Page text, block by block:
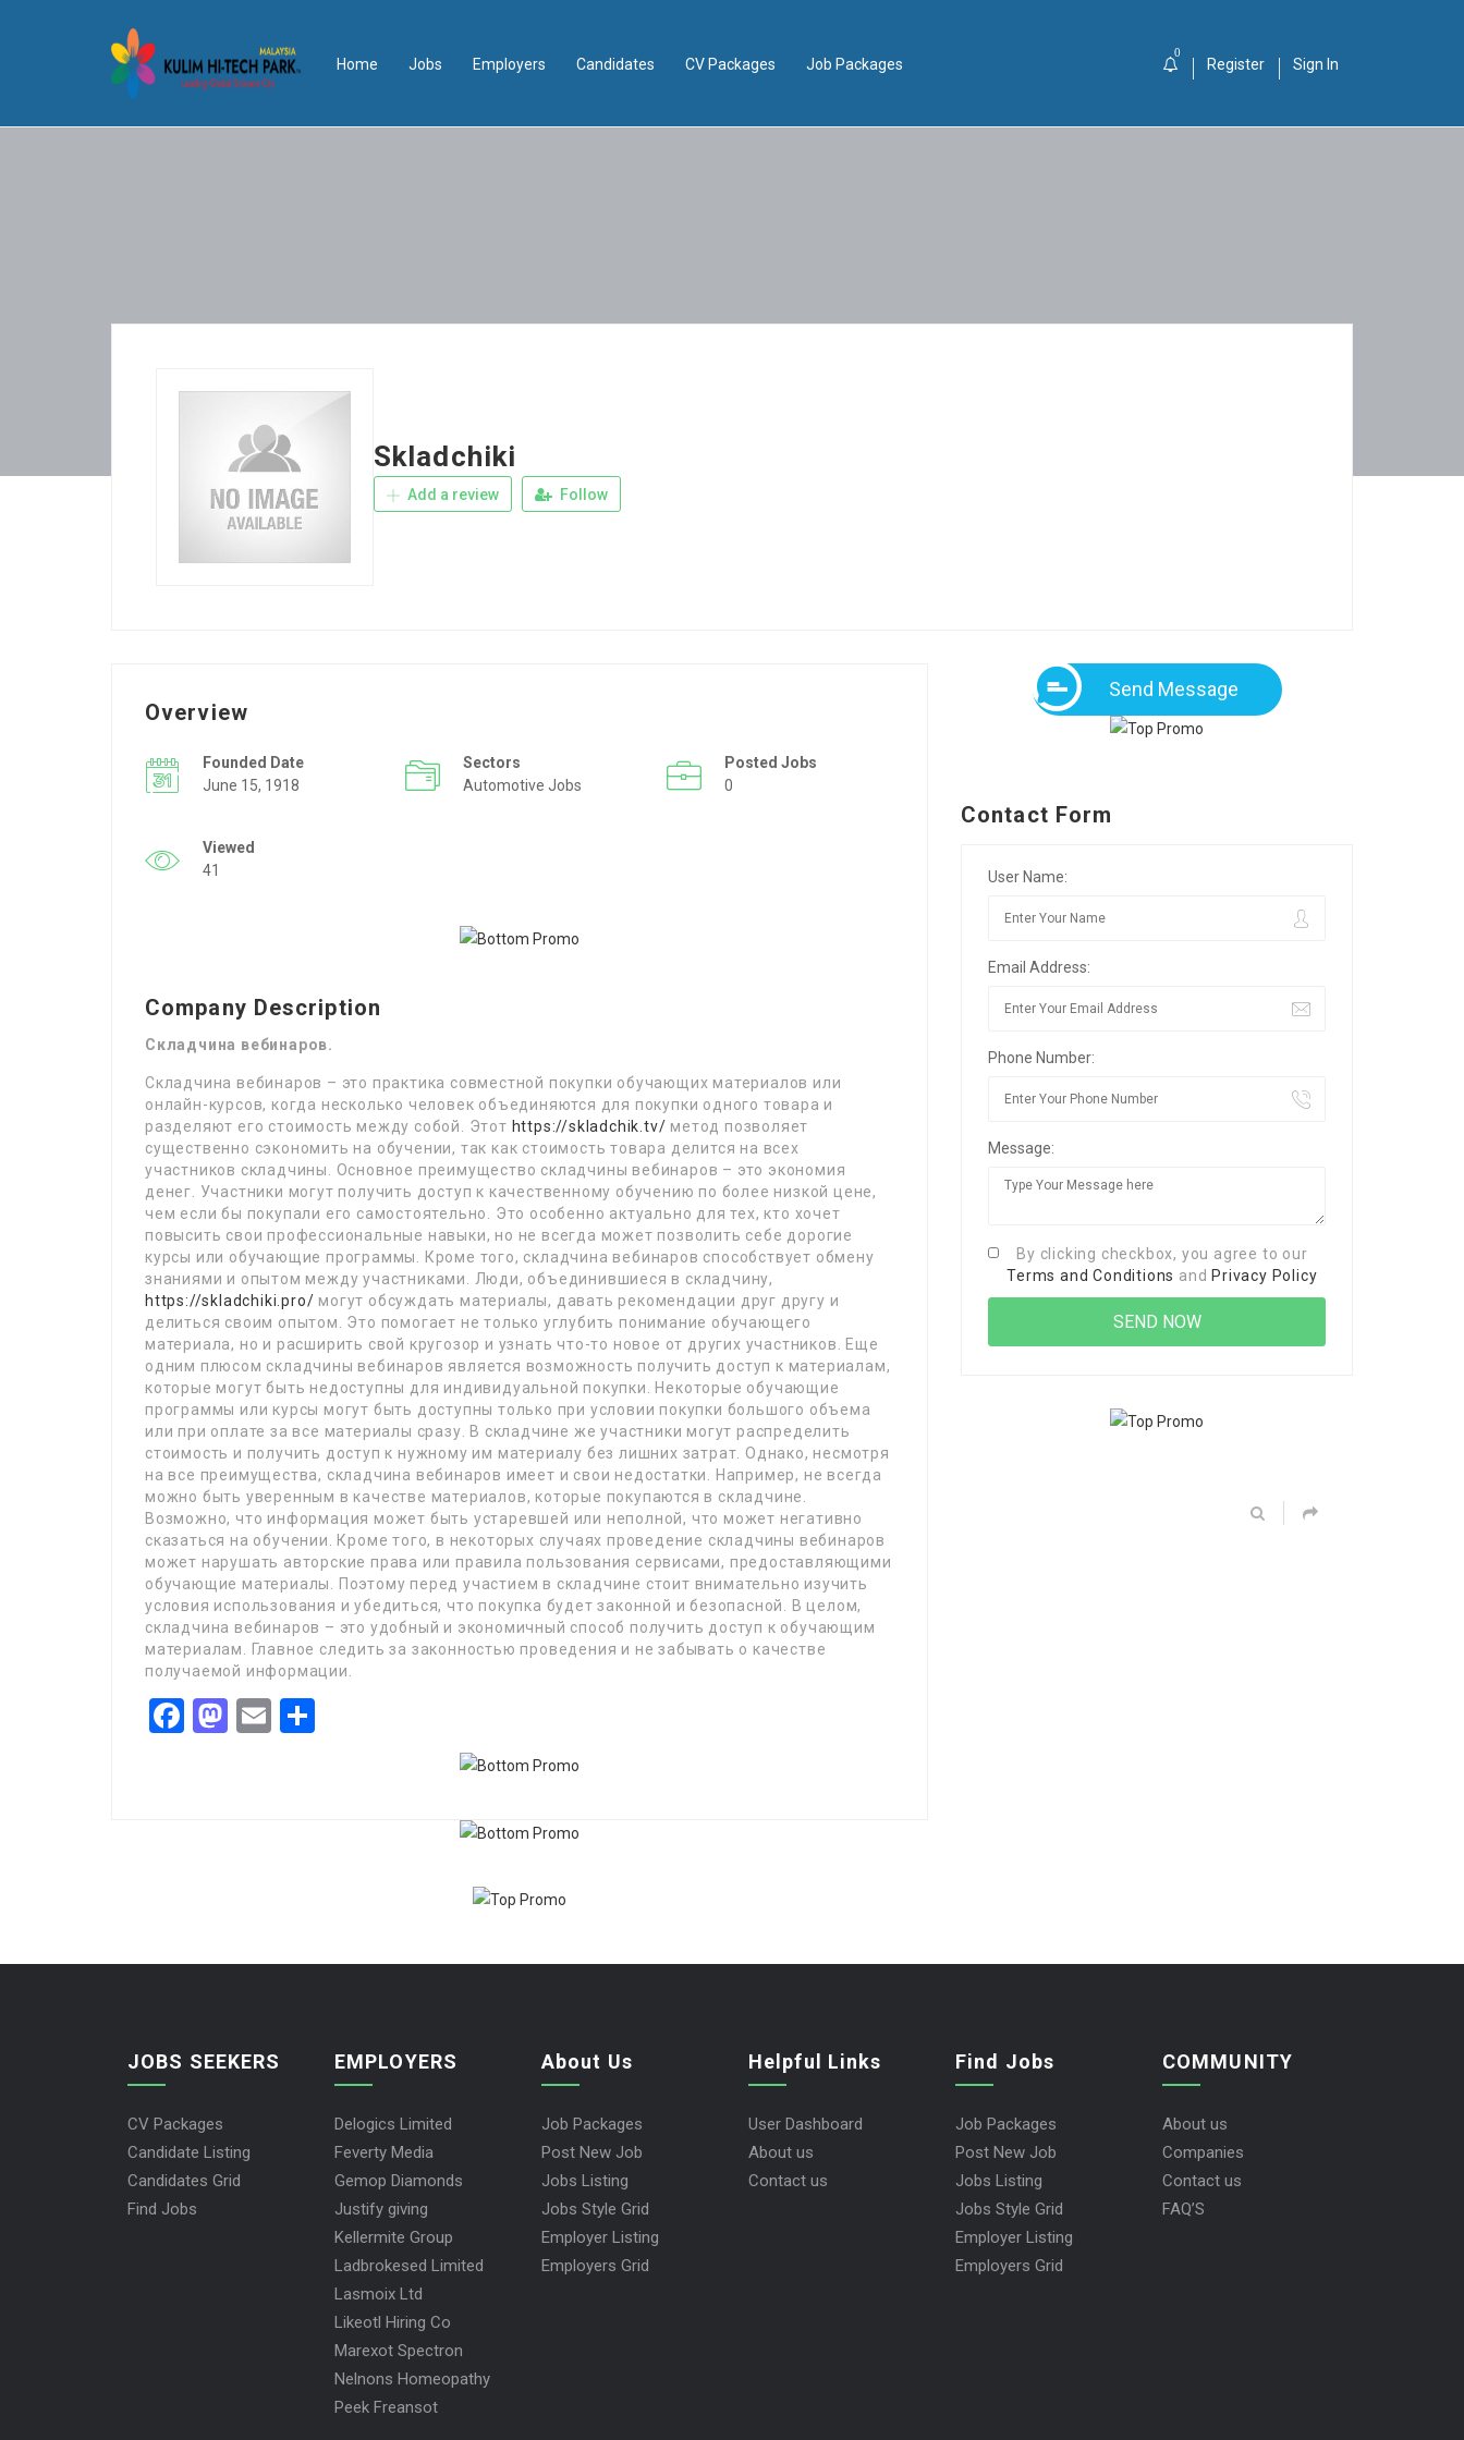
Home Jobs Employers Candidates CV Packages Job Packages
0
Register Sign In
Skladchiki
Add a review Follow
Overview
Founded Date
June 15, 1918
Sectors
Automotive Jobs
Posted Jobs
0
Viewed
41
Company Description
Складчина вебинаров.
Складчина вебинаров – это практика совместной покупки обучающих материалов или
онлайн-курсов, когда несколько человек объединяются для покупки одного товара и
разделяют его стоимость между собой. Этот https://skladchik.tv/ метод позволяет
существенно сэкономить на обучении, так как стоимость товара делится на всех
участников складчины. Основное преимущество складчины вебинаров – это экономия
денег. Участники могут получить доступ к качественному обучению по более низкой цене,
чем если бы покупали его самостоятельно. Это особенно актуально для тех, кто хочет
повысить свои профессиональные навыки, но не всегда может позволить себе дорогие
курсы или обучающие программы. Кроме того, складчина вебинаров способствует обмену
знаниями и опытом между участниками. Люди, объединившиеся в складчину,
https://skladchiki.pro/ могут обсуждать материалы, давать рекомендации друг другу и
делиться своим опытом. Это помогает не только углубить понимание обучающего
материала, но и расширить свой кругозор и узнать что-то новое от других участников. Еще
одним плюсом складчины вебинаров является возможность получить доступ к материалам,
которые могут быть недоступны для индивидуальной покупки. Некоторые обучающие
программы или курсы могут быть доступны только при условии покупки большого объема
или при оплате за все материалы сразу. В складчине же участники могут распределить
стоимость и получить доступ к нужному им материалу без лишних затрат. Однако, несмотря
на все преимущества, складчина вебинаров имеет и свои недостатки. Например, не всегда
можно быть уверенным в качестве материалов, которые покупаются в складчине.
Возможно, что информация может быть устаревшей или неполной, что может негативно
сказаться на обучении. Кроме того, в некоторых случаях проведение складчины вебинаров
может нарушать авторские права или правила пользования сервисами, предоставляющими
обучающие материалы. Поэтому перед участием в складчине стоит внимательно изучить
условия использования и убедиться, что покупка будет законной и безопасной. В целом,
складчина вебинаров – это удобный и экономичный способ получить доступ к обучающим
материалам. Главное следить за законностью проведения и не забывать о качестве
получаемой информации.
Facebook
Mastodon
Email
Send Message
Contact Form
User Name:
Email Address:
Phone Number:
Message:
By clicking checkbox, you agree to our
Terms and Conditions and Privacy Policy
JOBS SEEKERS
CV Packages
Candidate Listing
Candidates Grid
Find Jobs
EMPLOYERS
Delogics Limited
Feverty Media
Gemop Diamonds
Justify giving
Kellermite Group
Ladbrokesed Limited
Lasmoix Ltd
Likeotl Hiring Co
Marexot Spectron
Nelnons Homeopathy
Peek Freansot
About Us
Job Packages
Post New Job
Jobs Listing
Jobs Style Grid
Employer Listing
Employers Grid
Helpful Links
User Dashboard
About us
Contact us
Find Jobs
Job Packages
Post New Job
Jobs Listing
Jobs Style Grid
Employer Listing
Employers Grid
COMMUNITY
About us
Companies
Contact us
FAQ’S